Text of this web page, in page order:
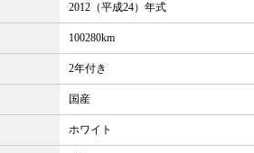
2012（平成24）年式
100280km
2年付き
国産
ホワイト